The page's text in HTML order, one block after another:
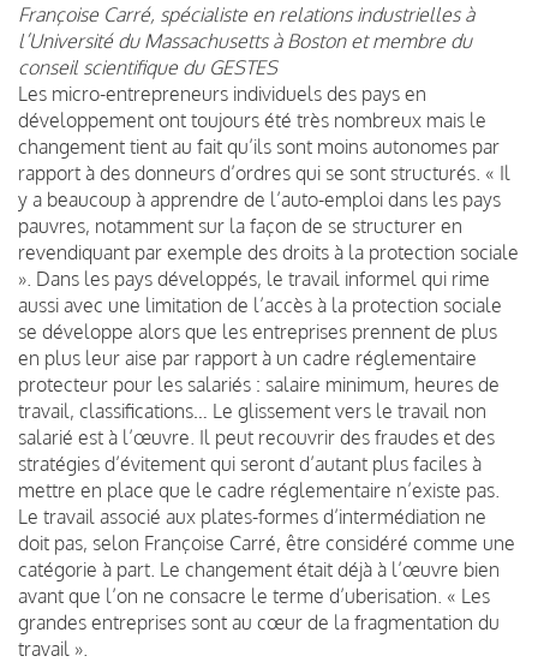
Françoise Carré, spécialiste en relations industrielles à
l’Université du Massachusetts à Boston et membre du
conseil scientifique du GESTES
Les micro-entrepreneurs individuels des pays en
développement ont toujours été très nombreux mais le
changement tient au fait qu’ils sont moins autonomes par
rapport à des donneurs d’ordres qui se sont structurés. « Il
y a beaucoup à apprendre de l’auto-emploi dans les pays
pauvres, notamment sur la façon de se structurer en
revendiquant par exemple des droits à la protection sociale
». Dans les pays développés, le travail informel qui rime
aussi avec une limitation de l’accès à la protection sociale
se développe alors que les entreprises prennent de plus
en plus leur aise par rapport à un cadre réglementaire
protecteur pour les salariés : salaire minimum, heures de
travail, classifications… Le glissement vers le travail non
salarié est à l’œuvre. Il peut recouvrir des fraudes et des
stratégies d’évitement qui seront d’autant plus faciles à
mettre en place que le cadre réglementaire n’existe pas.
Le travail associé aux plates-formes d’intermédiation ne
doit pas, selon Françoise Carré, être considéré comme une
catégorie à part. Le changement était déjà à l’œuvre bien
avant que l’on ne consacre le terme d’uberisation. « Les
grandes entreprises sont au cœur de la fragmentation du
travail ».